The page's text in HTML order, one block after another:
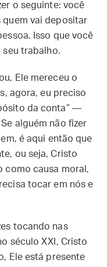
o seguinte: você
quem vai depositar
Isso que você
seu trabalho.
Ele mereceu o
agora, eu preciso
da conta” —
alguém não fizer
é aqui então que
ou seja, Cristo
como causa moral,
tocar em nós e
tocando nas
século XXI, Cristo
Ele está presente